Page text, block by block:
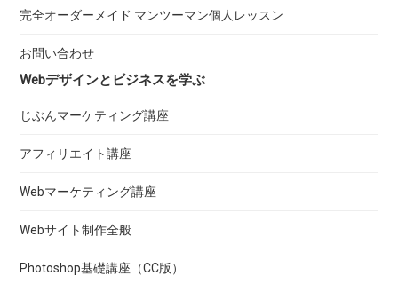
完全オーダーメイド マンツーマン個人レッスン
お問い合わせ
Webデザインとビジネスを学ぶ
じぶんマーケティング講座
アフィリエイト講座
Webマーケティング講座
Webサイト制作全般
Photoshop基礎講座（CC版）